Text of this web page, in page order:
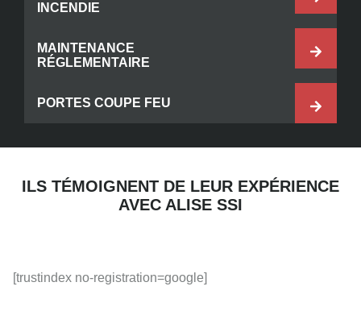
INCENDIE
MAINTENANCE
RÉGLEMENTAIRE
PORTES COUPE FEU
ILS TÉMOIGNENT DE LEUR EXPÉRIENCE
AVEC ALISE SSI
[trustindex no-registration=google]